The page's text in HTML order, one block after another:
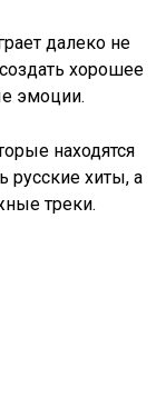
далеко не
хорошее
эмоции.
находятся
русские хиты, а
треки.